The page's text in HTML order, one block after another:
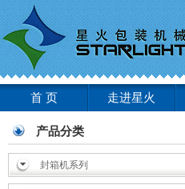
首 页 走进星火
产品分类
封箱机系列